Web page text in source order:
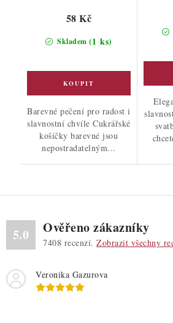
Skladem (1 ks)
58 Kč
Barevné pečení pro radost i
slavnostní chvíle Cukrářské
košíčky barevné jsou
nepostradatelným...
5.0 Ověřeno zákazníky
7408 recenzí. Zobrazit všechny
Veronika Gazurova